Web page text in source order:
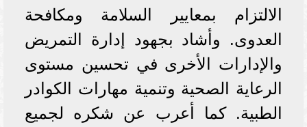
الالتزام بمعايير السلامة ومكافحة
العدوى. وأشاد بجهود إدارة التمريض
والإدارات الأخرى في تحسين مستوى
الرعاية الصحية وتنمية مهارات الكوادر
الطبية. كما أعرب عن شكره لجميع